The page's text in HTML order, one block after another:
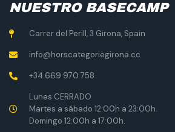
NUESTRO BASECAMP
Carrer del Perill, 3 Girona, Spain
info@horscategoriegirona.cc
+34 669 970 758
Lunes CERRADO
Martes a sábado 12:00h a 23:00h.
Domingo 12:00h a 17:00h.